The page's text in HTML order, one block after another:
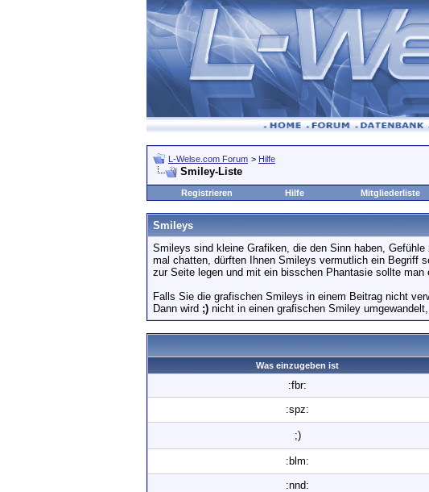
L-Welse.com Forum > Hilfe
Smiley-Liste
Registrieren
Hilfe Mitgliederliste
Smileys
Smileys sind kleine Grafiken, die den Sinn haben,
mal chatten, dürften Ihnen Smileys vermutlich ein Begriff
zur Seite legen und mit ein bisschen Phantasie sollte man
Falls Sie die grafischen Smileys in einem Beitrag nicht
Dann wird ;) nicht in einen grafischen Smiley
Was einzugeben ist
:fbr:
:spz:
;)
:blm:
:nnd: